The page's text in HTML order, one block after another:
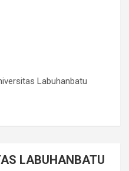
Labuhanbatu
LABUHANBATU